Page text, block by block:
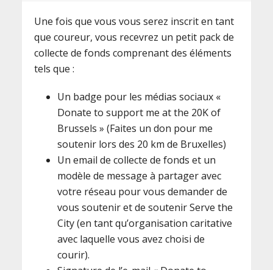
Une fois que vous vous serez inscrit en tant
que coureur, vous recevrez un petit pack de
collecte de fonds comprenant des éléments
tels que :
Un badge pour les médias sociaux «
Donate to support me at the 20K of
Brussels » (Faites un don pour me
soutenir lors des 20 km de Bruxelles)
Un email de collecte de fonds et un
modèle de message à partager avec
votre réseau pour vous demander de
vous soutenir et de soutenir Serve the
City (en tant qu’organisation caritative
avec laquelle vous avez choisi de
courir).